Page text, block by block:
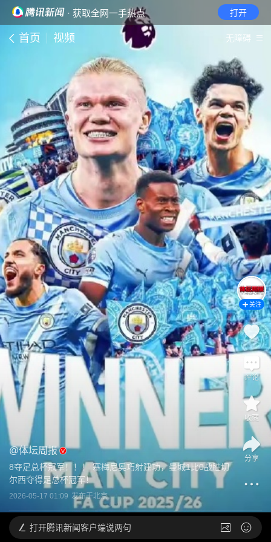
· 获取全网一手热点 打开
首页 视频 无障碍
@体坛周报
8夺足总杯冠军！！！ 塞梅尼奥巧射建功，曼城1比0战胜切
尔西夺得足总杯冠军！
2026-05-17 01:09 发布于北京
关注
评论
收藏
分享
打开腾讯新闻客户端说两句